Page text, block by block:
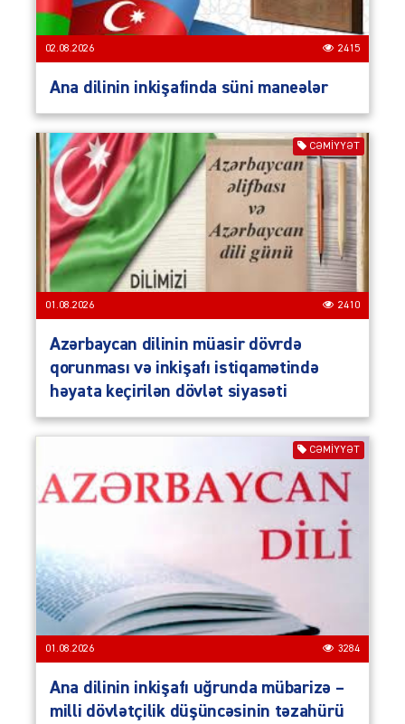
02.08.2026 2415
Ana dilinin inkişafinda süni maneələr
CƏMIYYƏT
01.08.2026 2410
Azərbaycan dilinin müasir dövrdə
qorunması və inkişafı istiqamətində
həyata keçirilən dövlət siyasəti
CƏMIYYƏT
01.08.2026 3284
Ana dilinin inkişafı uğrunda mübarizə –
milli dövlətçilik düşüncəsinin təzahürü